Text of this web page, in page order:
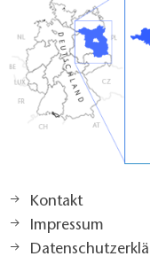
Kontakt
Impressum